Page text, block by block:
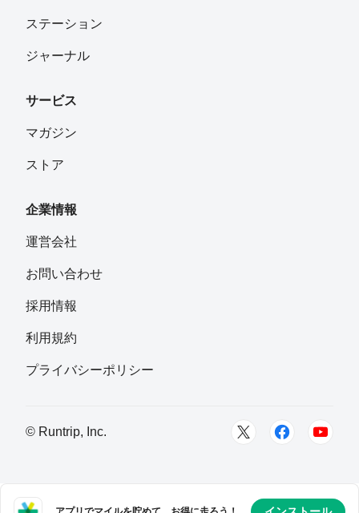
ステーション
ジャーナル
サービス
マガジン
ストア
企業情報
運営会社
お問い合わせ
採用情報
利用規約
プライバシーポリシー
© Runtrip, Inc.